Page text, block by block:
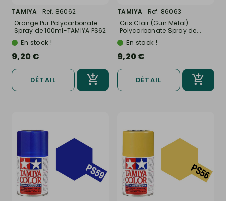
TAMIYA
Ref. 86062
Orange Pur Polycarbonate
Spray de 100ml-TAMIYA PS62
En stock !
9,20 €
DÉTAIL
TAMIYA
Ref. 86063
Gris Clair (Gun Métal)
Polycarbonate Spray de...
En stock !
9,20 €
DÉTAIL